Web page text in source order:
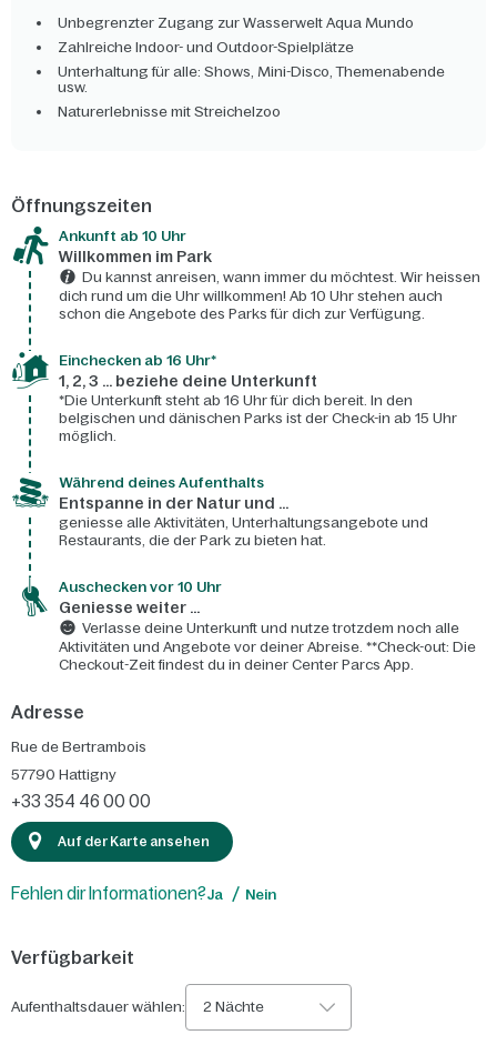
Unbegrenzter Zugang zur Wasserwelt Aqua Mundo
Zahlreiche Indoor- und Outdoor-Spielplätze
Unterhaltung für alle: Shows, Mini-Disco, Themenabende
usw.
Naturerlebnisse mit Streichelzoo
Öffnungszeiten
Ankunft ab 10 Uhr
Willkommen im Park
Du kannst anreisen, wann immer du möchtest. Wir heissen
dich rund um die Uhr willkommen! Ab 10 Uhr stehen auch
schon die Angebote des Parks für dich zur Verfügung.
Einchecken ab 16 Uhr*
1, 2, 3 ... beziehe deine Unterkunft
*Die Unterkunft steht ab 16 Uhr für dich bereit. In den
belgischen und dänischen Parks ist der Check-in ab 15 Uhr
möglich.
Während deines Aufenthalts
Entspanne in der Natur und ...
geniesse alle Aktivitäten, Unterhaltungsangebote und
Restaurants, die der Park zu bieten hat.
Auschecken vor 10 Uhr
Geniesse weiter ...
Verlasse deine Unterkunft und nutze trotzdem noch alle
Aktivitäten und Angebote vor deiner Abreise. **Check-out: Die
Checkout-Zeit findest du in deiner Center Parcs App.
Adresse
Rue de Bertrambois
57790 Hattigny
+33 354 46 00 00
Auf der Karte ansehen
Fehlen dir Informationen?Ja Nein
Verfügbarkeit
Aufenthaltsdauer wählen: 2 Nächte